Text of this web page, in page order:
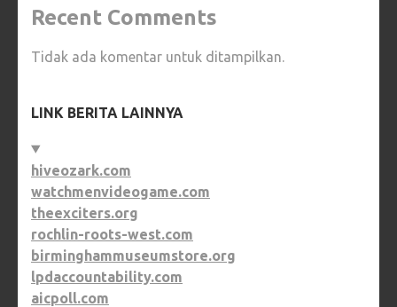
Recent Comments
Tidak ada komentar untuk ditampilkan.
LINK BERITA LAINNYA
hiveozark.com
watchmenvideogame.com
theexciters.org
rochlin-roots-west.com
birminghammuseumstore.org
lpdaccountability.com
aicpoll.com